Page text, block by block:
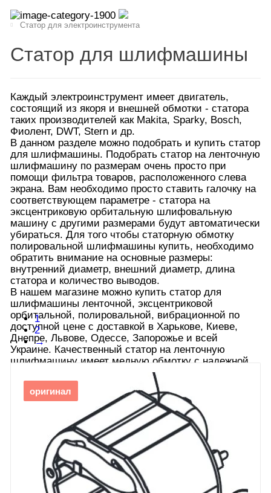
Статор для электроинструмента
Статор для шлифмашины
Каждый электроинструмент имеет двигатель,
состоящий из якоря и внешней обмотки - статора
таких производителей как Makita, Sparky, Bosch,
Фиолент, DWT, Stern и др.
В данном разделе можно подобрать и купить статор
для шлифмашины. Подобрать статор на ленточную
шлифмашину по размерам очень просто при
помощи фильтра товаров, расположенного слева
экрана. Вам необходимо просто ставить галочку на
соответствующем параметре - статора на
эксцентриковую орбитальную шлифовальную
машину с другими размерами будут автоматически
убираться. Для того чтобы статорную обмотку
полировальной шлифмашины купить, необходимо
обратить внимание на основные размеры:
внутренний диаметр, внешний диаметр, длина
статора и количество выводов.
В нашем магазине можно купить статор для
шлифмашины ленточной, эксцентриковой
орбитальной, полировальной, вибрационной по
доступной цене с доставкой в Харькове, Киеве,
Днепре, Львове, Одессе, Запорожье и всей
Украине. Качественный статор на ленточную
шлифмашину имеет медную обмотку с надежной
изоляцией, залит специальным лаком, некоторые
модели покрыты защитным слоем от повреждения
строительным мусором при работе двигателя.
Покупая статор в нашем интернет-магазине можете
быть уверены, что правильно установленная
запчасть прослужит в вашей шлифмашине
предельно долго.
Развернуть
1
2
→
оригинал